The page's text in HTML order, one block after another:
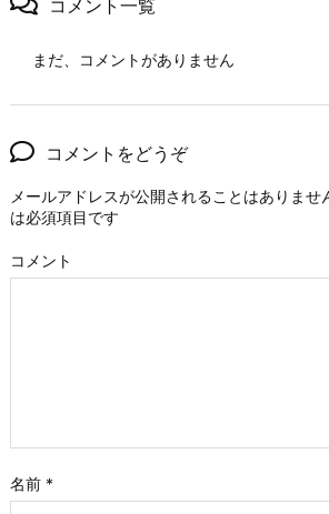
コメント一覧
まだ、コメントがありません
コメントをどうぞ
メールアドレスが公開されることはありませ
は必須項目です
コメント
名前 *